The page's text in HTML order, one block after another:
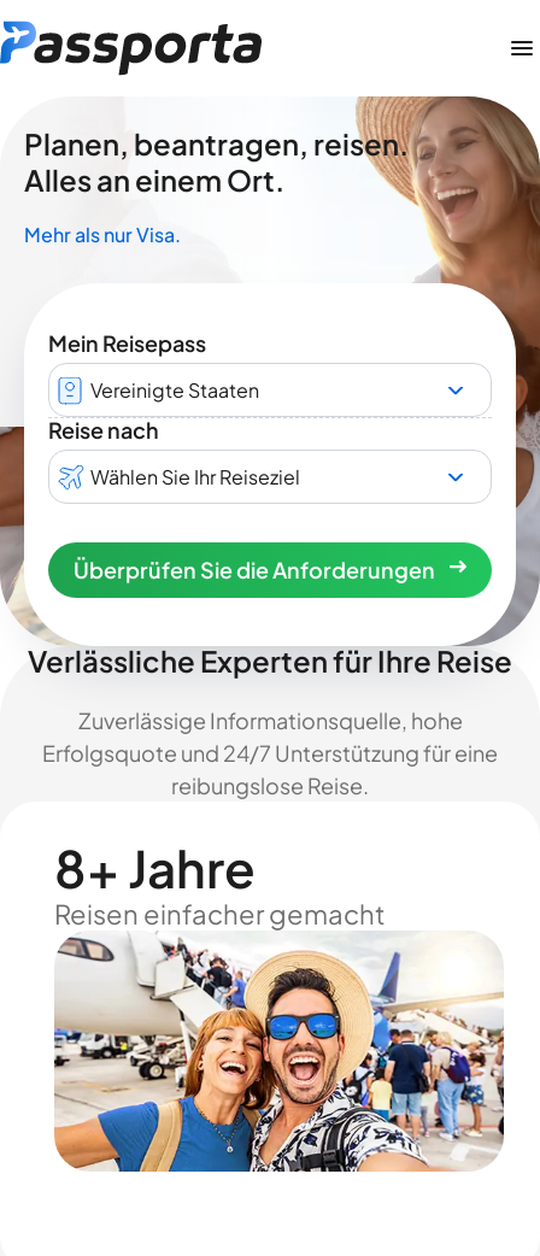
Planen, beantragen, reisen.
Alles an einem Ort.
Mehr als nur Visa.
Mein Reisepass
Vereinigte Staaten
Reise nach
Wählen Sie Ihr Reiseziel
Überprüfen Sie die Anforderungen
Verlässliche Experten für Ihre Reise
Zuverlässige Informationsquelle, hohe
Erfolgsquote und 24/7 Unterstützung für eine
reibungslose Reise.
8+ Jahre
Reisen einfacher gemacht